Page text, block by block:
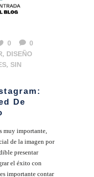
0
0
, DISEÑO
, SIN
De
muy importante,
de la imagen por
presentar
el éxito con
importante contar